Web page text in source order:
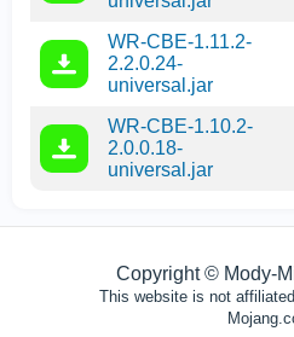
WR-CBE-1.11.2-
2.2.0.24-
universal.jar
WR-CBE-1.10.2-
2.0.0.18-
universal.jar
Copyright © Mody-
This website is not